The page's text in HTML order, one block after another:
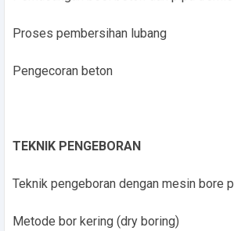
Proses pembersihan lubang
Pengecoran beton
TEKNIK PENGEBORAN
Teknik pengeboran dengan mesin bore
Metode bor kering (dry boring)